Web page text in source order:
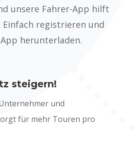
unsere Fahrer-App hilft
Einfach registrieren und
herunterladen.
steigern!
und
für mehr Touren pro